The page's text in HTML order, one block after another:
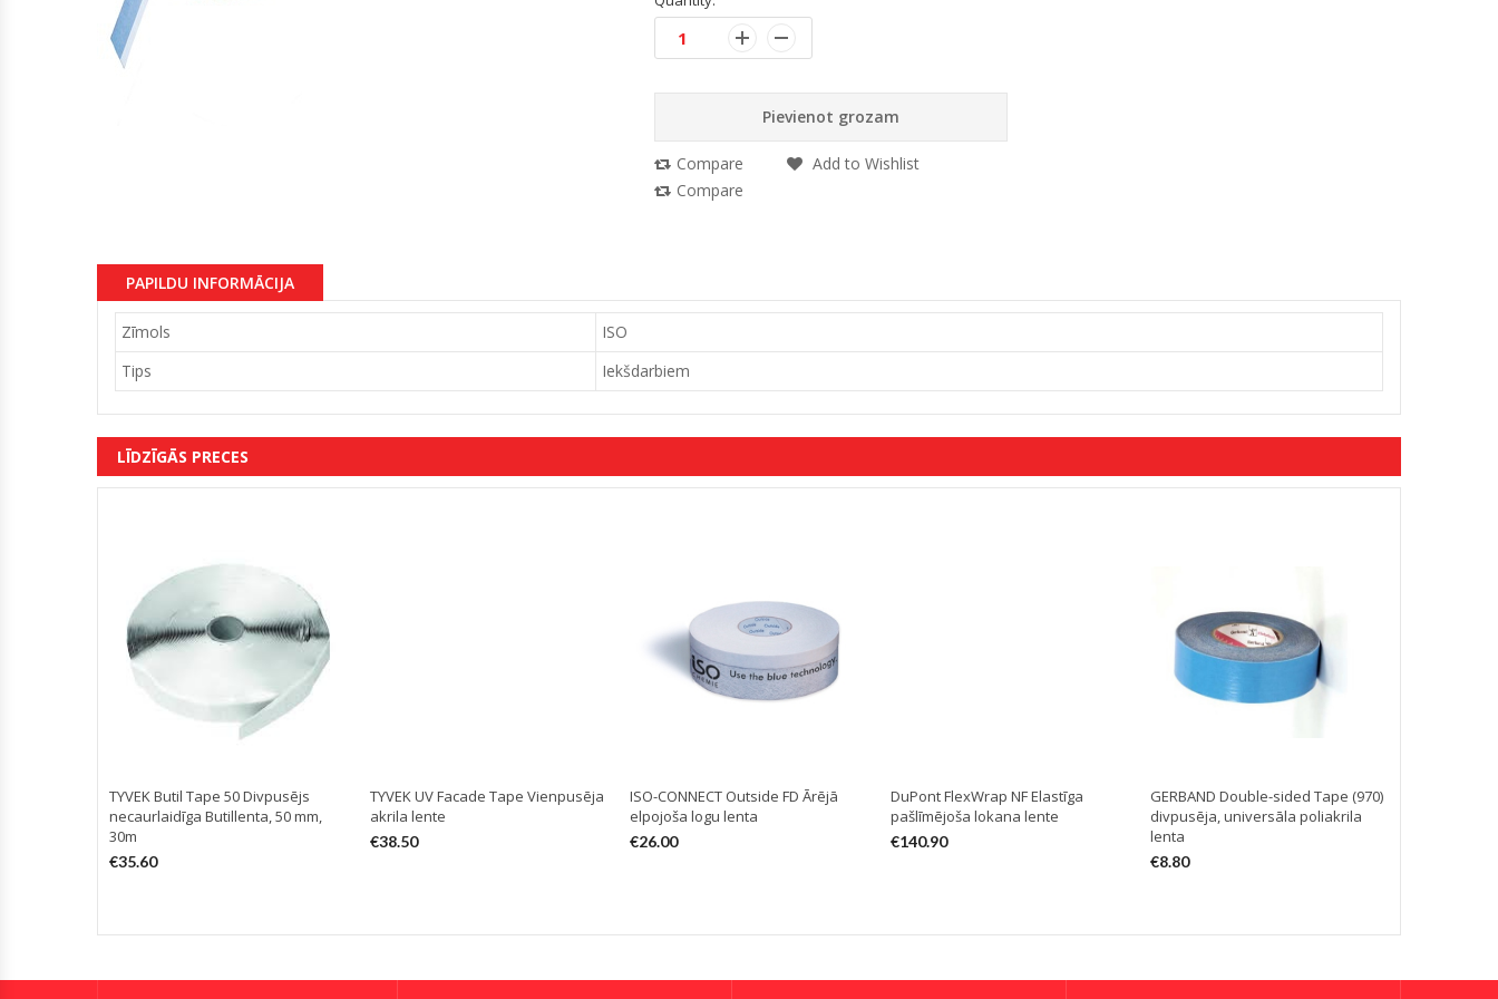
Pievienot grozam
Compare
Add to Wishlist
Compare
PAPILDU INFORMĀCIJA
Zīmols
ISO
Tips
Iekšdarbiem
LĪDZĪGĀS PRECES
TYVEK Butil Tape 50 Divpusējs
necaurlaidīga Butillenta, 50 mm,
30m
€35.60
TYVEK UV Facade Tape Vienpusēja
akrila lente
€38.50
ISO-CONNECT Outside FD Ārējā
elpojoša logu lenta
€26.00
DuPont FlexWrap NF Elastīga
pašlīmējoša lokana lente
€140.90
GERBAND Double-sided Tape (970)
divpusēja, universāla poliakrila
lenta
€8.80